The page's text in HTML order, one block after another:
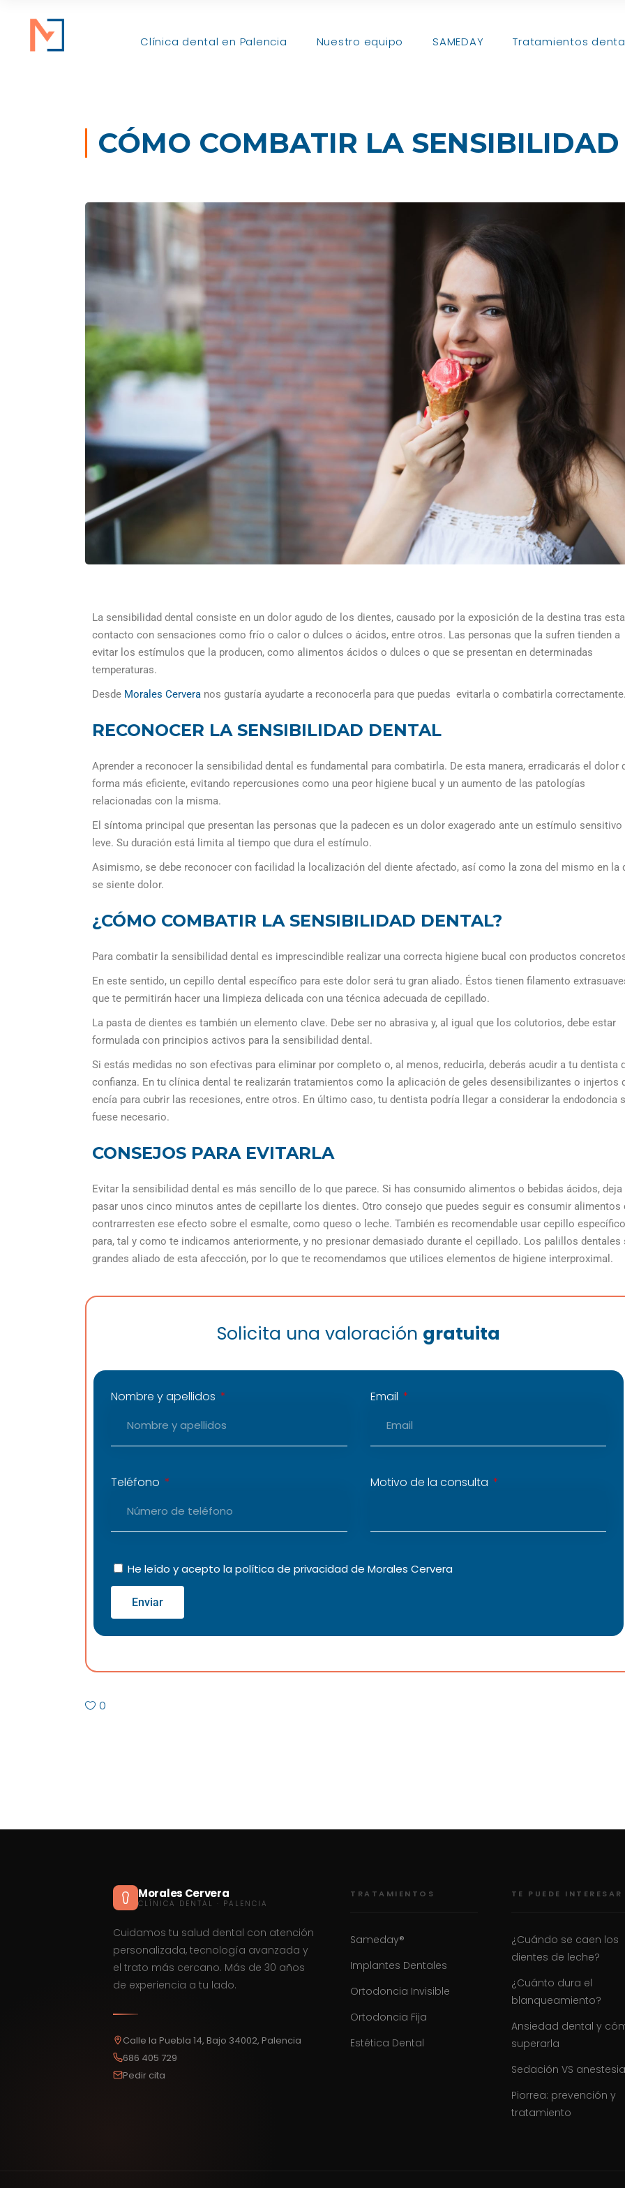
Clínica dental en Palencia Nuestro equipo SAMEDAY Tratamientos
CÓMO COMBATIR LA
La sensibilidad dental consiste en un dolor agudo de los dientes, causado por la exposición de la destina tras
contacto con sensaciones como frío o calor o dulces o ácidos, entre otros. Las personas que la sufren tienden a
evitar los estímulos que la producen, como alimentos ácidos o dulces o que se presentan en determinadas
temperaturas.
Desde Morales Cervera nos gustaría ayudarte a reconocerla para que puedas evitarla o combatirla correctamente.
RECONOCER LA SENSIBILIDAD DENTAL
Aprender a reconocer la sensibilidad dental es fundamental para combatirla. De esta manera, erradicarás el dolor
forma más eficiente, evitando repercusiones como una peor higiene bucal y un aumento de las patologías
relacionadas con la misma.
El síntoma principal que presentan las personas que la padecen es un dolor exagerado ante un estímulo sensitivo
leve. Su duración está limita al tiempo que dura el estímulo.
Asimismo, se debe reconocer con facilidad la localización del diente afectado, así como la zona del mismo en la
se siente dolor.
¿CÓMO COMBATIR LA SENSIBILIDAD DENTAL?
Para combatir la sensibilidad dental es imprescindible realizar una correcta higiene bucal con productos
En este sentido, un cepillo dental específico para este dolor será tu gran aliado. Éstos tienen filamento
que te permitirán hacer una limpieza delicada con una técnica adecuada de cepillado.
La pasta de dientes es también un elemento clave. Debe ser no abrasiva y, al igual que los colutorios, debe estar
formulada con principios activos para la sensibilidad dental.
Si estás medidas no son efectivas para eliminar por completo o, al menos, reducirla, deberás acudir a tu dentista
confianza. En tu clínica dental te realizarán tratamientos como la aplicación de geles desensibilizantes o injertos
encía para cubrir las recesiones, entre otros. En último caso, tu dentista podría llegar a considerar la endodoncia
fuese necesario.
CONSEJOS PARA EVITARLA
Evitar la sensibilidad dental es más sencillo de lo que parece. Si has consumido alimentos o bebidas ácidos, deja
pasar unos cinco minutos antes de cepillarte los dientes. Otro consejo que puedes seguir es consumir alimentos
contrarresten ese efecto sobre el esmalte, como queso o leche. También es recomendable usar cepillo
para, tal y como te indicamos anteriormente, y no presionar demasiado durante el cepillado. Los palillos dentales
grandes aliado de esta afeccción, por lo que te recomendamos que utilices elementos de higiene interproximal.
Solicita una valoración gratuita
Nombre y apellidos Email
Teléfono Motivo de la consulta
He leído y acepto lapolítica de privacidadde Morales Cervera
Enviar
0
Morales Cervera
CLÍNICA DENTAL · PALENCIA
Cuidamos tu salud dental con atención
personalizada, tecnología avanzada y
el trato más cercano. Más de 30 años
de experiencia a tu lado.
Calle la Puebla 14, Bajo 34002, Palencia
686 405 729
Pedir cita
TRATAMIENTOS
Sameday®
Implantes Dentales
Ortodoncia Invisible
Ortodoncia Fija
Estética Dental
TE PUEDE INTERESAR
¿Cuándo se caen los
dientes de leche?
¿Cuánto dura el
blanqueamiento?
Ansiedad dental y
superarla
Sedación VS anestesia
Piorrea: prevención y
tratamiento